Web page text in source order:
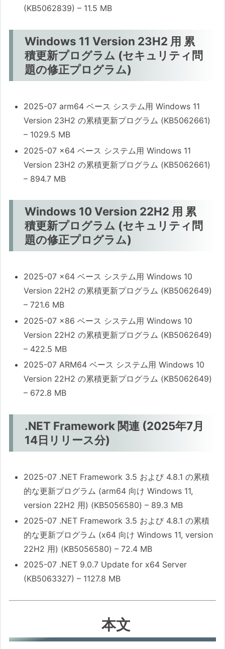
(KB5062839) – 11.5 MB
Windows 11 Version 23H2 用 累
積更新プログラム (セキュリティ問
題の修正プログラム)
2025-07 arm64 ベース システム用 Windows 11
Version 23H2 の累積更新プログラム (KB5062661)
– 1029.5 MB
2025-07 x64 ベース システム用 Windows 11
Version 23H2 の累積更新プログラム (KB5062661)
– 894.7 MB
Windows 10 Version 22H2 用 累
積更新プログラム (セキュリティ問
題の修正プログラム)
2025-07 x64 ベース システム用 Windows 10
Version 22H2 の累積更新プログラム (KB5062649)
– 721.6 MB
2025-07 x86 ベース システム用 Windows 10
Version 22H2 の累積更新プログラム (KB5062649)
– 422.5 MB
2025-07 ARM64 ベース システム用 Windows 10
Version 22H2 の累積更新プログラム (KB5062649)
– 672.8 MB
.NET Framework 関連 (2025年7月
14日リリース分)
2025-07 .NET Framework 3.5 および 4.8.1 の累積
的な更新プログラム (arm64 向け Windows 11,
version 22H2 用) (KB5056580) – 89.3 MB
2025-07 .NET Framework 3.5 および 4.8.1 の累積
的な更新プログラム (x64 向け Windows 11, version
22H2 用) (KB5056580) – 72.4 MB
2025-07 .NET 9.0.7 Update for x64 Server
(KB5063327) – 1127.8 MB
本文